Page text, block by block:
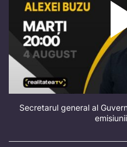
Secretarul general al